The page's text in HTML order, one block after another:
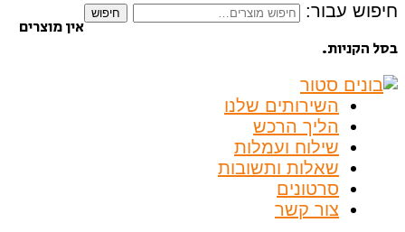
חיפוש עבור: חיפוש
אין מוצרים
בסל הקניות.
השירותים שלנו
הליך הרכש
שילוח ועמלות
שאלות ותשובות
סרטונים
צור קשר